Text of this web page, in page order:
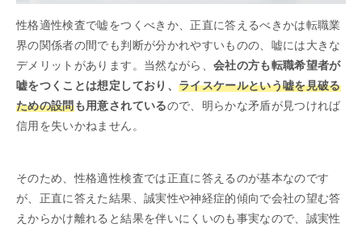
性格適性検査で嘘をつくべきか、正直に答えるべきかは転職業
界の関係者の間でも判断が分かれやすいものの、嘘には大きな
デメリットがあります。当然ながら、 会社の方も転職希望者が
嘘をつくことは想定しており、 ライスケールという嘘を見破る
ための設問も用意されているので、明らかな矛盾が見つければ
信用を失いかねません。
そのため、性格適性検査では正直に答えるのが基本なのです
が、正直に答えた結果、誠実性や神経症的傾向で会社の望む答
えからかけ離れると結果を伴いにくいのも事実なので、誠実性